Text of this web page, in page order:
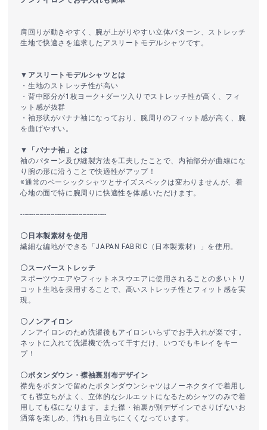
肩回りが動きやすく、腕が上がりやすい立体パターン、ストレッチ
生地で快適さを追求したアスリートモデルシャツです。
▼アスリートモデルシャツとは
・生地のストレッチ性が高い
・背中部分が1枚ヨーク+ダーツ入りでストレッチ性が高く、フィ
ット感が抜群
・袖形状がバナナ袖になっており、腕周りのフィット感が高く、腕
を曲げやすい。
▼「バナナ袖」とは
袖のパターン及び縫製方法を工夫したことで、内袖部分が曲線にな
り腕の形に沿うことで快適性がアップ！
※通常のベーシックシャツとサイズスペックは変わりませんが、着
心地の面で特に腕周りに快適性を体感いただけます。
----------------------------------------
〇日本製素材を使用
繊細な編地ができる「JAPAN FABRIC（日本製素材）」を使用。
〇スーパーストレッチ
スポーツウエアやフィットネスウエアに使用されることの多いトリ
コット生地を採用することで、高いストレッチ性とフィット感を実
現。
〇ノンアイロン
ノンアイロンのため洗濯後もアイロンいらずでお手入れが楽です。
ネットに入れて洗濯機で洗って干すだけ、いつでもキレイをキー
プ！
〇ボタンダウン・襟袖裏別布デザイン
襟先をボタンで留めたボタンダウンシャツはノーネクタイで着用し
ても襟立ちがよく、立体的なシルエットになるためシャツのみで着
用しても様になります。また襟・袖裏が別デザインでさりげないお
洒落を楽しめ、汚れも目立ちにくくなっています。